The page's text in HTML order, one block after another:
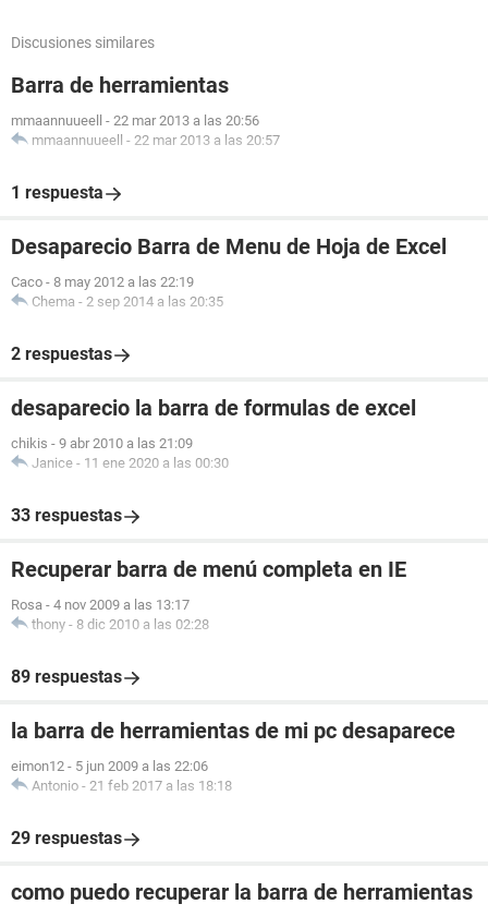
Discusiones similares
Barra de herramientas
mmaannuueell - 22 mar 2013 a las 20:56
mmaannuueell - 22 mar 2013 a las 20:57
1 respuesta
Desaparecio Barra de Menu de Hoja de Excel
Caco - 8 may 2012 a las 22:19
Chema - 2 sep 2014 a las 20:35
2 respuestas
desaparecio la barra de formulas de excel
chikis - 9 abr 2010 a las 21:09
Janice - 11 ene 2020 a las 00:30
33 respuestas
Recuperar barra de menú completa en IE
Rosa - 4 nov 2009 a las 13:17
thony - 8 dic 2010 a las 02:28
89 respuestas
la barra de herramientas de mi pc desaparece
eimon12 - 5 jun 2009 a las 22:06
Antonio - 21 feb 2017 a las 18:18
29 respuestas
como puedo recuperar la barra de herramientas